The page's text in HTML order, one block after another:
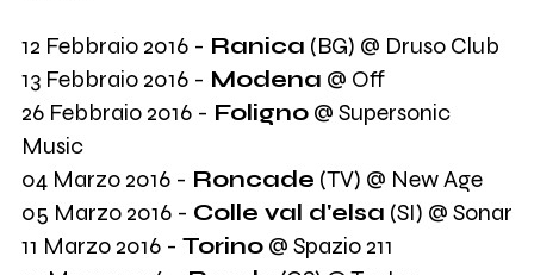
12 Febbraio 2016 - Ranica (BG) @ Druso Club
13 Febbraio 2016 - Modena @ Off
26 Febbraio 2016 - Foligno@ Supersonic
Music
04 Marzo 2016 - Roncade (TV) @ New Age
05 Marzo 2016 - Colle val d'elsa (SI) @ Sonar
11 Marzo 2016 - Torino@ Spazio 211